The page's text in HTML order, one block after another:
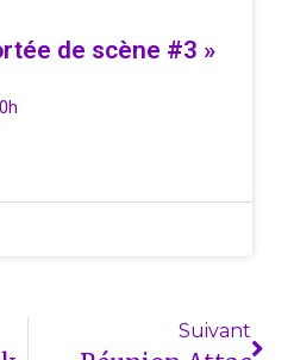
de scène #3 »
Suivant